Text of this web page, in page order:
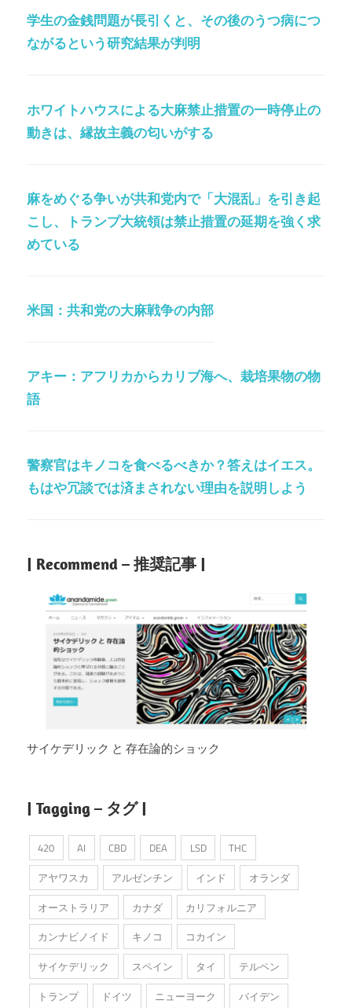
学生の金銭問題が長引くと、その後のうつ病につ
ながるという研究結果が判明
ホワイトハウスによる大麻禁止措置の一時停止の
動きは、縁故主義の匂いがする
麻をめぐる争いが共和党内で「大混乱」を引き起
こし、トランプ大統領は禁止措置の延期を強く求
めている
米国：共和党の大麻戦争の内部
アキー：アフリカからカリブ海へ、栽培果物の物
語
警察官はキノコを食べるべきか？答えはイエス。
もはや冗談では済まされない理由を説明しよう
| Recommend – 推奨記事 |
サイケデリック と 存在論的ショック
| Tagging – タグ |
420 AI CBD DEA LSD
THC
アヤワスカ
アルゼンチン インド
オランダ
オーストラリア
カナダ
カリフォルニア
カンナビノイド
キノコ
コカイン
サイケデリック
スペイン タイ
テルペン
トランプ
ドイツ ニューヨーク
バイデン